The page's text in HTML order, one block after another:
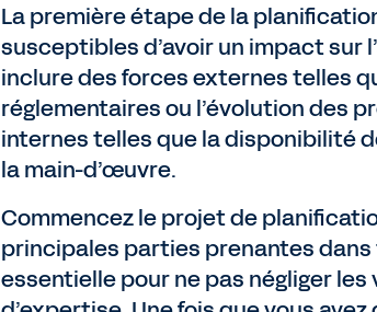
La première étape de la
susceptibles d’avoir un impact sur
inclure des forces externes telles
réglementaires ou l’évolution des
internes telles que la disponibilité
la main-d’œuvre.
Commencez le projet de
principales parties prenantes
essentielle pour ne pas négliger